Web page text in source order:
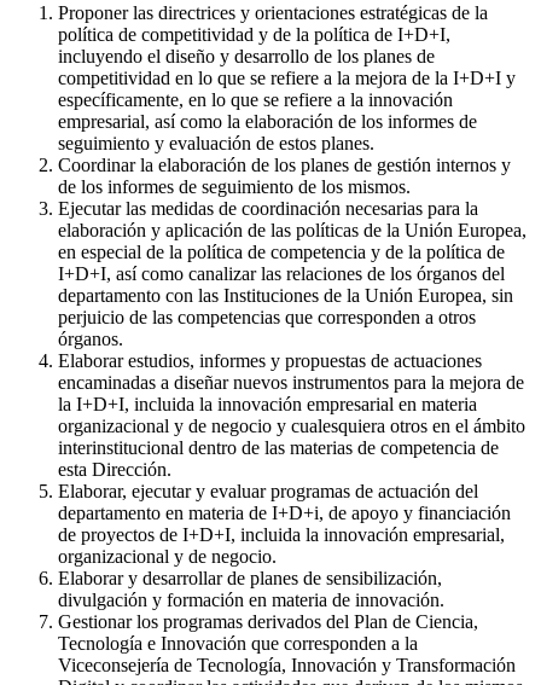
Proponer las directrices y orientaciones estratégicas de la
política de competitividad y de la política de I+D+I,
incluyendo el diseño y desarrollo de los planes de
competitividad en lo que se refiere a la mejora de la I+D+I y
específicamente, en lo que se refiere a la innovación
empresarial, así como la elaboración de los informes de
seguimiento y evaluación de estos planes.
Coordinar la elaboración de los planes de gestión internos y
de los informes de seguimiento de los mismos.
Ejecutar las medidas de coordinación necesarias para la
elaboración y aplicación de las políticas de la Unión Europea,
en especial de la política de competencia y de la política de
I+D+I, así como canalizar las relaciones de los órganos del
departamento con las Instituciones de la Unión Europea, sin
perjuicio de las competencias que corresponden a otros
órganos.
Elaborar estudios, informes y propuestas de actuaciones
encaminadas a diseñar nuevos instrumentos para la mejora de
la I+D+I, incluida la innovación empresarial en materia
organizacional y de negocio y cualesquiera otros en el ámbito
interinstitucional dentro de las materias de competencia de
esta Dirección.
Elaborar, ejecutar y evaluar programas de actuación del
departamento en materia de I+D+i, de apoyo y financiación
de proyectos de I+D+I, incluida la innovación empresarial,
organizacional y de negocio.
Elaborar y desarrollar de planes de sensibilización,
divulgación y formación en materia de innovación.
Gestionar los programas derivados del Plan de Ciencia,
Tecnología e Innovación que corresponden a la
Viceconsejería de Tecnología, Innovación y Transformación